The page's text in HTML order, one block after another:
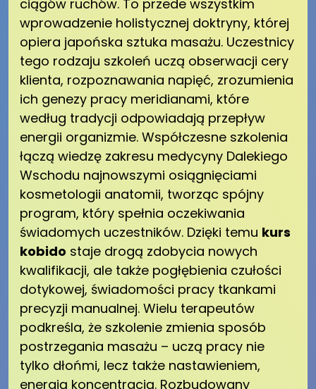
ciągów ruchów. To przede wszystkim
wprowadzenie holistycznej doktryny, której
opiera japońska sztuka masażu. Uczestnicy
tego rodzaju szkoleń uczą obserwacji cery
klienta, rozpoznawania napięć, zrozumienia
ich genezy pracy meridianami, które
według tradycji odpowiadają przepływ
energii organizmie. Współczesne szkolenia
łączą wiedzę zakresu medycyny Dalekiego
Wschodu najnowszymi osiągnięciami
kosmetologii anatomii, tworząc spójny
program, który spełnia oczekiwania
świadomych uczestników. Dzięki temu kurs
kobido staje drogą zdobycia nowych
kwalifikacji, ale także pogłębienia czułości
dotykowej, świadomości pracy tkankami
precyzji manualnej. Wielu terapeutów
podkreśla, że szkolenie zmienia sposób
postrzegania masażu – uczą pracy nie
tylko dłońmi, lecz także nastawieniem,
energią koncentracją. Rozbudowany